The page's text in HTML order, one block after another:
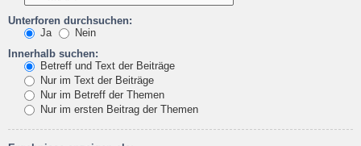
Unterforen durchsuchen:
Ja
Nein
Innerhalb suchen:
Betreff und Text der Beiträge
Nur im Text der Beiträge
Nur im Betreff der Themen
Nur im ersten Beitrag der Themen